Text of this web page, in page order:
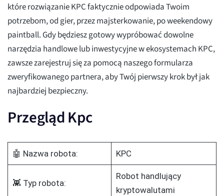
które rozwiązanie KPC faktycznie odpowiada Twoim
potrzebom, od gier, przez majsterkowanie, po weekendowy
paintball. Gdy będziesz gotowy wypróbować dowolne
narzędzia handlowe lub inwestycyjne w ekosystemach KPC,
zawsze zarejestruj się za pomocą naszego formularza
zweryfikowanego partnera, aby Twój pierwszy krok był jak
najbardziej bezpieczny.
Przegląd Kpc
🤖 Nazwa robota: KPC
👾 Typ robota:
Robot handlujący
kryptowalutami